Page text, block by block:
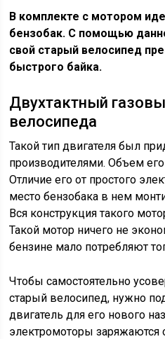
В комплекте с мотором
бензобак. С помощью
свой старый велосипед
быстрого байка.
Двухтактный
велосипеда
Такой тип двигателя был
производителями. Объем
Отличие его от простого
место бензобака в нем
Вся конструкция такого
Такой мотор ничего не
бензине мало потребляют
Чтобы самостоятельно
старый велосипед, нужно
двигатель для его нового
электромоторы заряжаются